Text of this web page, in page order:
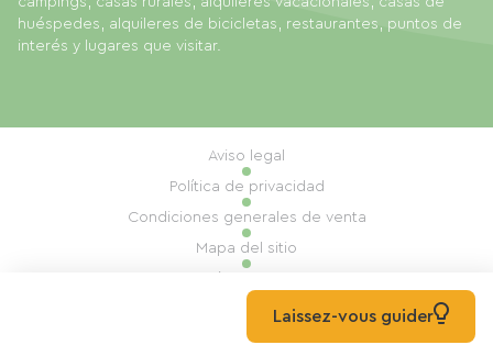
huéspedes, alquileres de bicicletas, restaurantes, puntos de
interés y lugares que visitar.
© 2026 Ma Voie Verte Todos los derechos reservados
Aviso legal
Política de privacidad
Condiciones generales de venta
Mapa del sitio
Realización: Mill, PrivasLaissez-vous guider